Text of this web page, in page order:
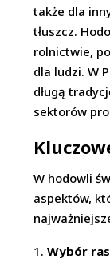
także dla
tłuszcz.
rolnictwie,
dla ludzi. W
długą
sektorów
W hodowli
aspektów,
Wybór